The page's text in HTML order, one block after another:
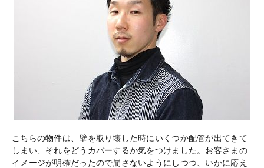
こちらの物件は、壁を取り壊した時にいくつか配管が出てきて
しまい、それをどうカバーするか気をつけました。お客さまの
イメージが明確だったので崩さないようにしつつ、いかに応え